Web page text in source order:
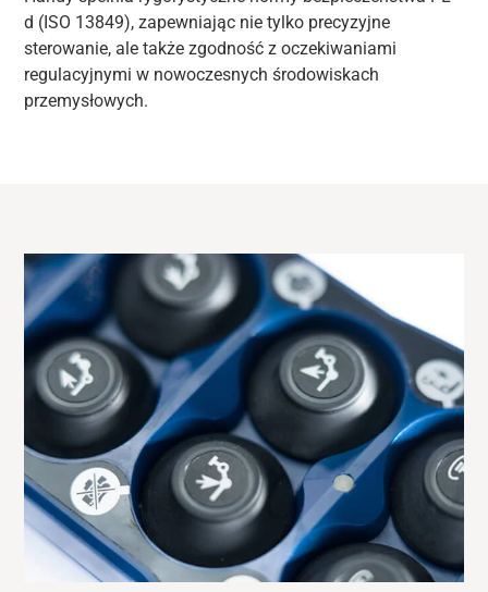
d (ISO 13849), zapewniając nie tylko precyzyjne
sterowanie, ale także zgodność z oczekiwaniami
regulacyjnymi w nowoczesnych środowiskach
przemysłowych.